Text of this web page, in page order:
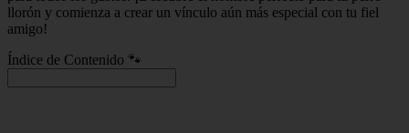
llorón y comienza a crear un vínculo aún más especial con tu fiel
amigo!
Índice de Contenido 🐾